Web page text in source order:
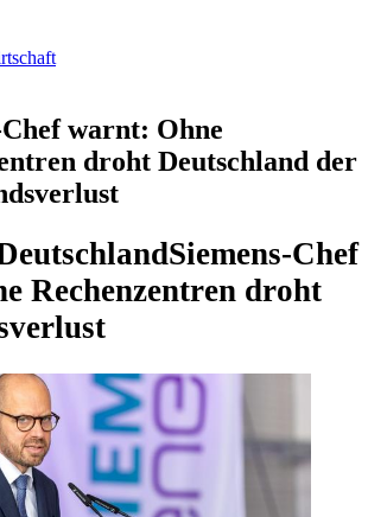
Chef warnt: Ohne
droht Deutschland der
Siemens-Chef
Rechenzentren droht